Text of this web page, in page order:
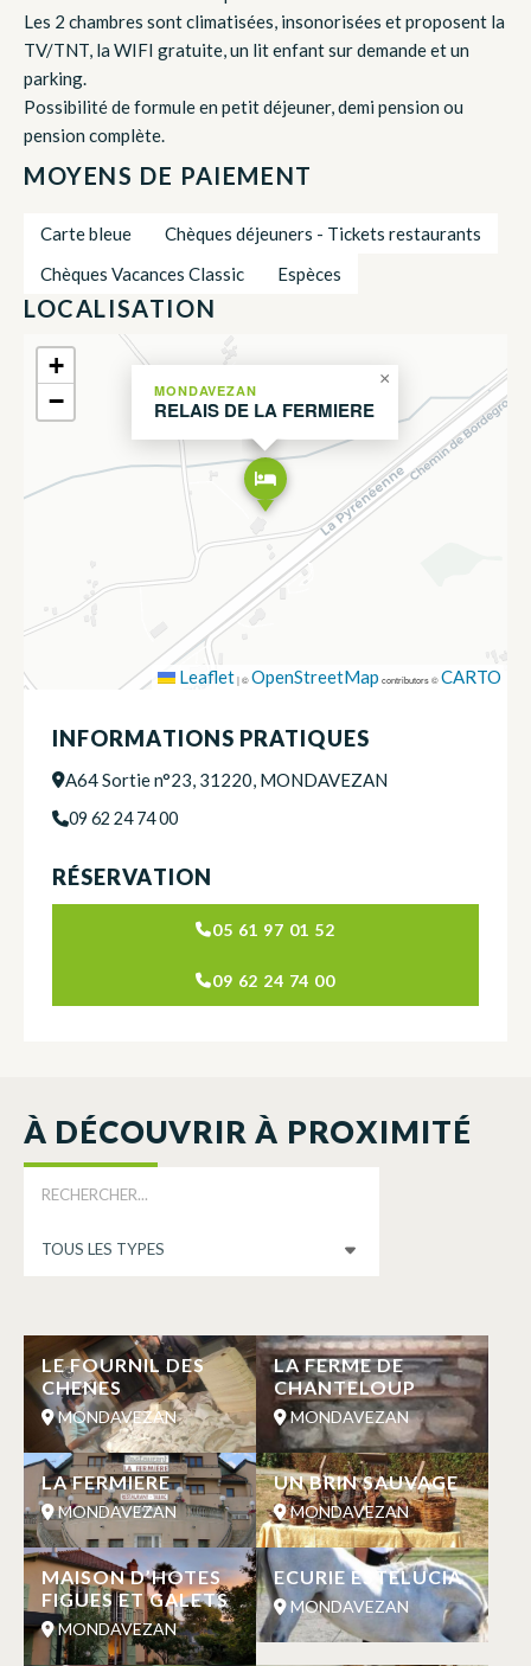
Les 2 chambres sont climatisées, insonorisées et proposent la
TV/TNT, la WIFI gratuite, un lit enfant sur demande et un
parking.
Possibilité de formule en petit déjeuner, demi pension ou
pension complète.
MOYENS DE PAIEMENT
Carte bleue
Chèques déjeuners - Tickets restaurants
Chèques Vacances Classic
Espèces
LOCALISATION
MONDAVEZAN
RELAIS DE LA FERMIERE
×
+
−
Leaflet|©OpenStreetMap contributors ©CARTO
INFORMATIONS PRATIQUES
A64 Sortie n°23, 31220, MONDAVEZAN
09 62 24 74 00
RÉSERVATION
05 61 97 01 52
09 62 24 74 00
À DÉCOUVRIR À PROXIMITÉ
LE FOURNIL DES
CHENES
MONDAVEZAN
LA FERME DE
CHANTELOUP
MONDAVEZAN
LA FERMIERE
MONDAVEZAN
UN BRIN SAUVAGE
MONDAVEZAN
MAISON D’HOTES
FIGUES ET GALETS
MONDAVEZAN
ECURIE ESTELUCIA
MONDAVEZAN